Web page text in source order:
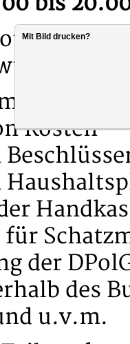
für alle
Verband
Kosten
der
des
u.v.m.
Mit Bild drucken?